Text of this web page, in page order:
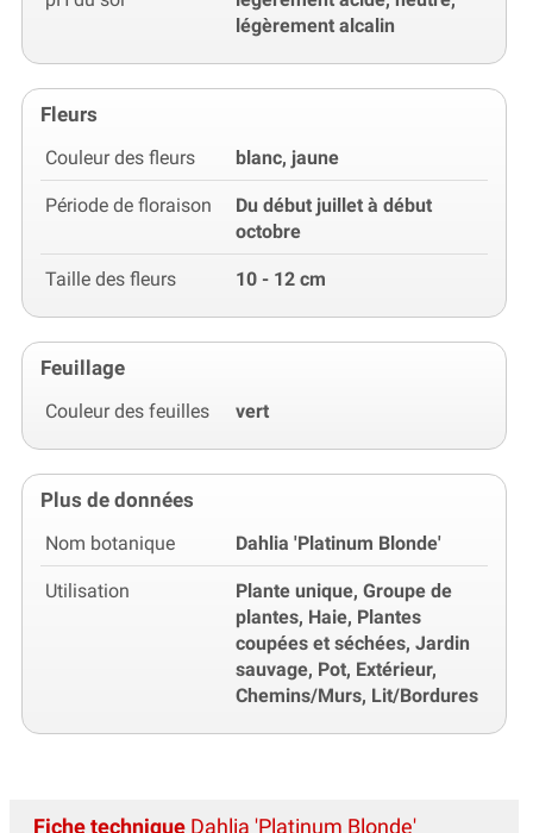
légèrement alcalin
Fleurs
Couleur des fleurs blanc, jaune
Période de floraison
Du début juillet à début
octobre
Taille des fleurs 10 - 12 cm
Feuillage
Couleur des feuilles vert
Plus de données
Nom botanique Dahlia 'Platinum Blonde'
Utilisation
Plante unique, Groupe de
plantes, Haie, Plantes
coupées et séchées, Jardin
sauvage, Pot, Extérieur,
Chemins/Murs, Lit/Bordures
Fiche technique Dahlia 'Platinum Blonde'